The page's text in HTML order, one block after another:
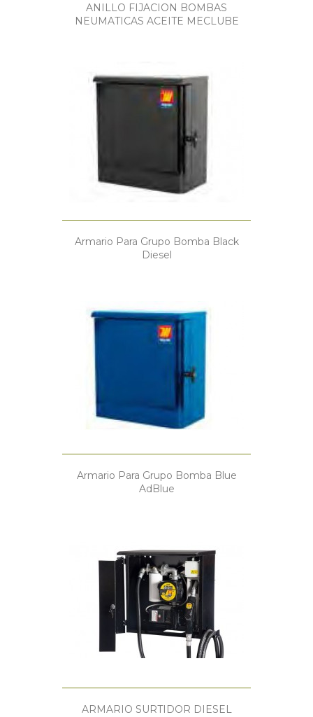
ANILLO FIJACION BOMBAS
NEUMATICAS ACEITE MECLUBE
Armario Para Grupo Bomba Black
Diesel
Armario Para Grupo Bomba Blue
AdBlue
ARMARIO SURTIDOR DIESEL